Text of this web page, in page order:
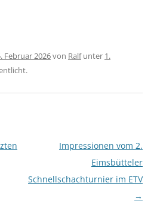
Februar 2026von Ralfunter 1.
Impressionen vom 2.
Eimsbütteler
Schnellschachturnier im ETV
→